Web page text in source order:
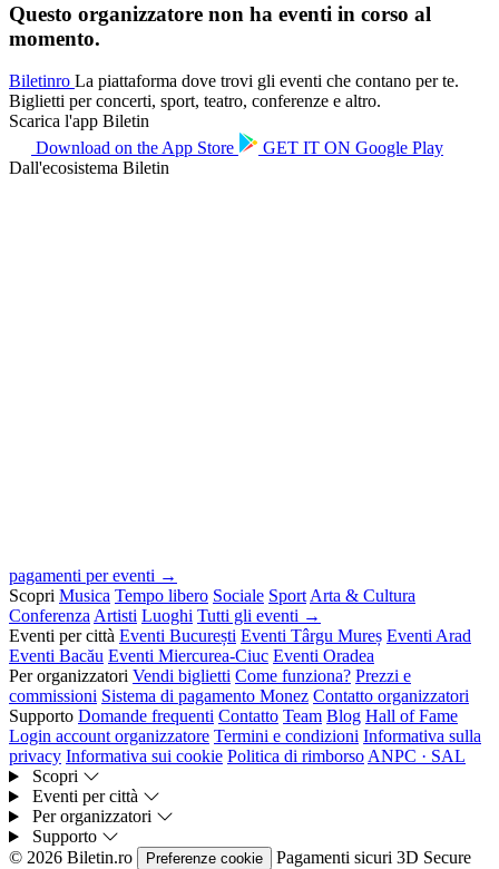
Questo organizzatore non ha eventi in corso al
momento.
Biletinro La piattaforma dove trovi gli eventi che contano per te.
Biglietti per concerti, sport, teatro, conferenze e altro.
Scarica l'app Biletin
Download on the App Store GET IT ON Google Play
Dall'ecosistema Biletin
pagamenti per eventi →
Scopri Musica Tempo libero Sociale Sport Arta & Cultura
Conferenza Artisti Luoghi Tutti gli eventi →
Eventi per città Eventi București Eventi Târgu Mureș Eventi Arad
Eventi Bacău Eventi Miercurea-Ciuc Eventi Oradea
Per organizzatori Vendi biglietti Come funziona? Prezzi e
commissioni Sistema di pagamento Monez Contatto organizzatori
Supporto Domande frequenti Contatto Team Blog Hall of Fame
Login account organizzatore Termini e condizioni Informativa sulla
privacy Informativa sui cookie Politica di rimborso ANPC · SAL
Scopri
Eventi per città
Per organizzatori
Supporto
© 2026 Biletin.ro
Preferenze cookie Pagamenti sicuri 3D Secure